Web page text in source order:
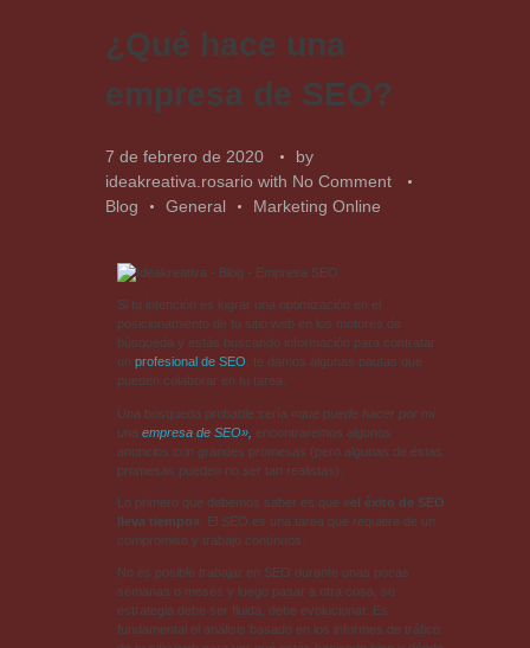
¿Qué hace una
empresa de SEO?
7 de febrero de 2020
by
ideakreativa.rosario with No Comment
Blog
General Marketing Online
Si tu intención es lograr una optimización en el
posicionamiento de tu sitio web en los motores de
búsqueda y estás buscando información para contratar
un profesional de SEO, te damos algunas pautas que
pueden colaborar en tu tarea.
Una búsqueda probable sería «que puede hacer por mí
una empresa de SEO», encontraremos algunos
anuncios con grandes promesas (pero algunas de éstas
promesas pueden no ser tan realistas).
Lo primero que debemos saber es que « el éxito de SEO
lleva tiempo» . El SEO es una tarea que requiere de un
compromiso y trabajo contínuos.
No es posible trabajar en SEO durante unas pocas
semanas o meses y luego pasar a otra cosa, su
estrategia debe ser fluida, debe evolucionar. Es
fundamental el análisis basado en los informes de tráfico